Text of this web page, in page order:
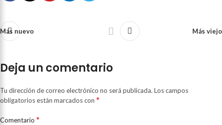
Más nuevo Más viejo
Deja un comentario
Tu dirección de correo electrónico no será publicada. Los campos
obligatorios están marcados con *
Comentario *